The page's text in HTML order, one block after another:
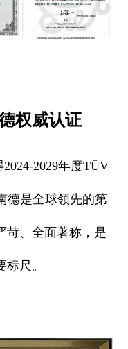
权威认证
2029年度TÜV
德是全球领先的第
苛、全面著称，是
尺。